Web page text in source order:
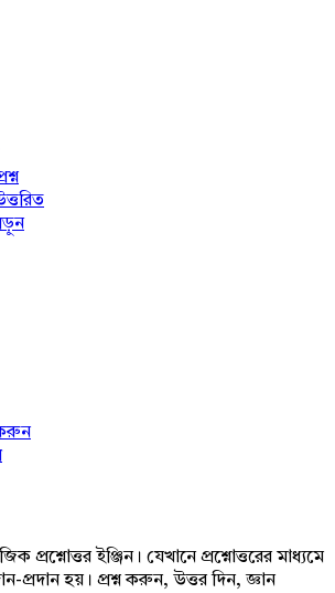
প্রশ্নোত্তর ইঞ্জিন। যেখানে প্রশ্নোত্তরের মাধ্যমে
প্রদান হয়। প্রশ্ন করুন, উত্তর দিন, জ্ঞান